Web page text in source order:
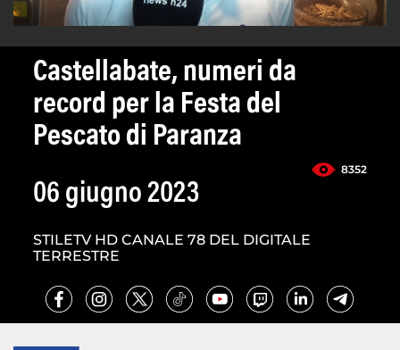
Castellabate, numeri da
record per la Festa del
Pescato di Paranza
8352
06 giugno 2023
STILETV HD CANALE 78 DEL DIGITALE
TERRESTRE